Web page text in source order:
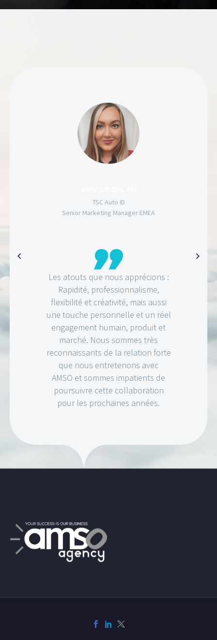
TSC Auto ID
Senior marketing manager EMEA
also commited, with a personal
note and spirit for the products,
market and people. We are
thankful for the great relation we
have and look forward to many
more years with AMSO.